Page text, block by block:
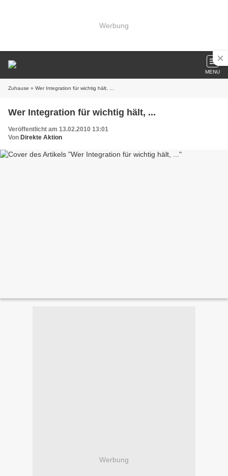
Werbung
MENU
Zuhause » Wer Integration für wichtig hält, ...
Wer Integration für wichtig hält, ...
Veröffentlicht am 13.02.2010 13:01
Von Direkte Aktion
Werbung